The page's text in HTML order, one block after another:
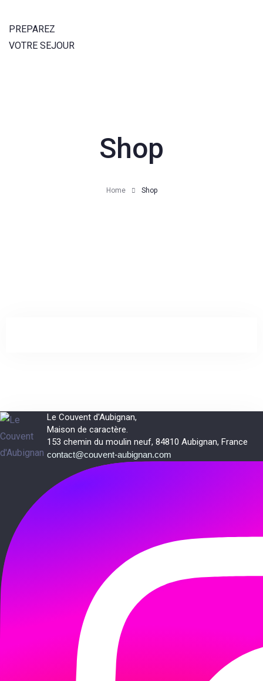
PREPAREZ
VOTRE SEJOUR
Shop
Home Shop
Le Couvent d'Aubignan,
Maison de caractère.
153 chemin du moulin neuf, 84810 Aubignan, France
contact@couvent-aubignan.com